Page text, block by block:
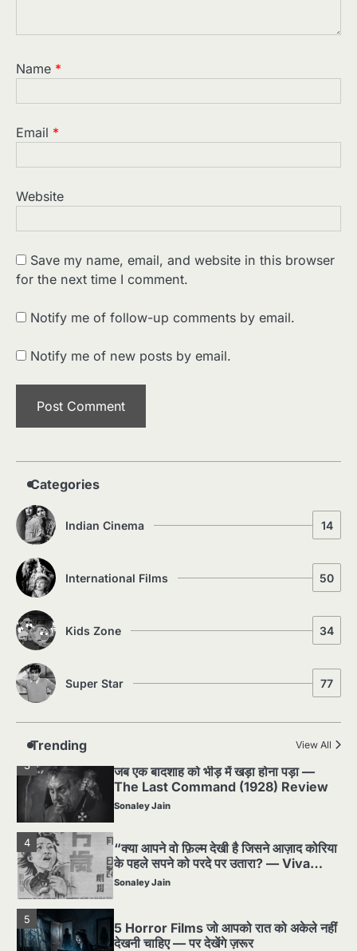
Name *
Email *
Website
Save my name, email, and website in this browser
for the next time I comment.
Notify me of follow-up comments by email.
Notify me of new posts by email.
Categories
Indian Cinema 14
International Films 50
Kids Zone 34
Super Star 77
Trending View All
2
Sonaley Jain
3
The Last Command (1928) Review
Sonaley Jain
के पहले सपने को परदे पर उतारा? — Viva
5
5 Horror Films जो आपको रात को अकेले नहीं
2
पसीने और खून से लिखी गई मूक सिनेमा की कहानी:
Sonaley Jain
3
जब एक बादशाह को भीड़ में खड़ा होना पड़ा —
The Last Command (1928) Review
Sonaley Jain
4
“क्या आपने वो फ़िल्म देखी है जिसने आज़ाद कोरिया
के पहले सपने को परदे पर उतारा? — Viva
Freedom! (1946) रिव्यू”
Sonaley Jain
5
5 Horror Films जो आपको रात को अकेले नहीं
देखनी चाहिए — पर देखेंगे ज़रूर